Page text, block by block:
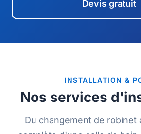
Devis gratuit
INSTALLATION &
Nos services
Du changement de robinet